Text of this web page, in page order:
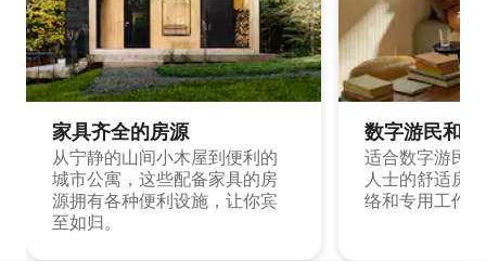
家具齐全的房源
从宁静的山间小木屋到便利的
城市公寓，这些配备家具的房
源拥有各种便利设施，让你宾
至如归。
数字游民和
适合数字游民
人士的舒适房
络和专用工作